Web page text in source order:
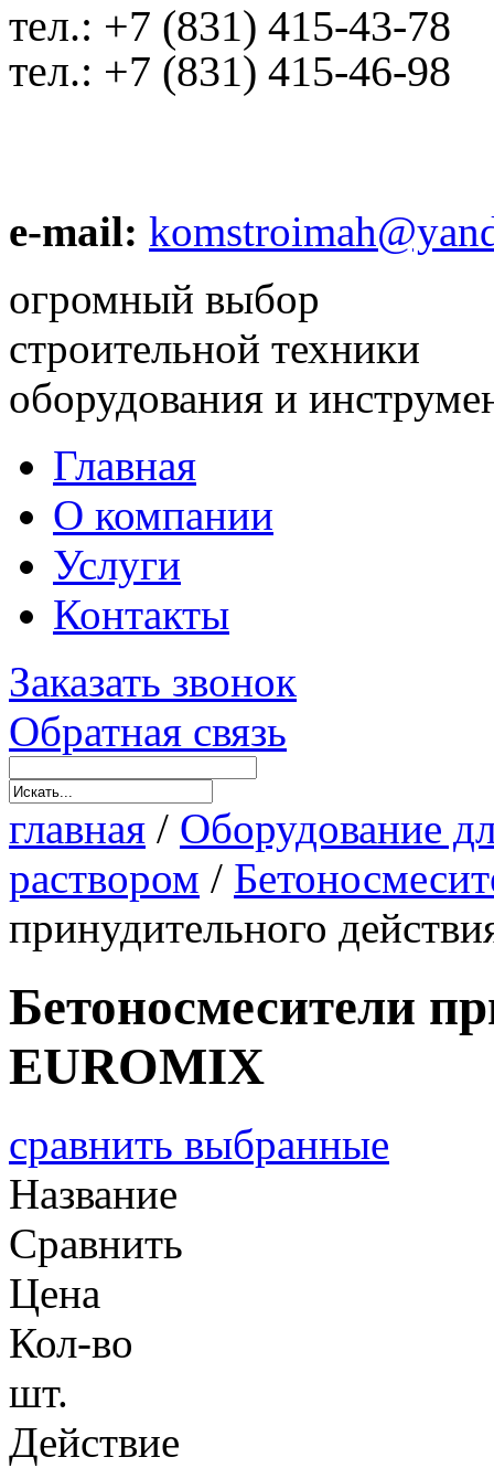
тел.: +7 (831) 415-43-78
тел.: +7 (831) 415-46-98
e-mail:
огромный выбор
строительной техники
оборудования и
Главная
О компании
Услуги
Контакты
Заказать звонок
Обратная связь
главная / Оборудование
раствором /
принудительного
Бетоносмесители
EUROMIX
сравнить выбранные
Название
Сравнить
Цена
Кол-во
шт.
Действие